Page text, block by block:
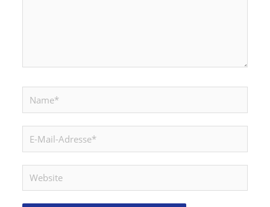
Mail-
Adresse*
Website